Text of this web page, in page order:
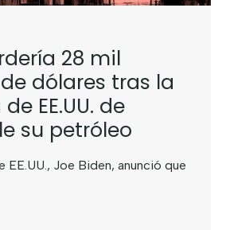
28 mil
dólares tras la
EE.UU. de
su petróleo
EE.UU., Joe Biden, anunció que